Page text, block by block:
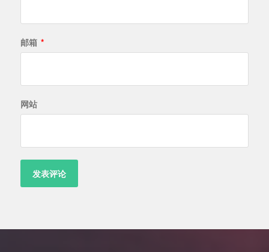
邮箱 *
网站